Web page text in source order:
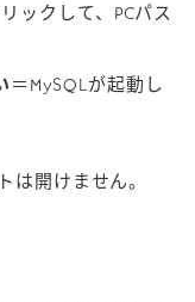
ックして、PCパス
＝MySQLが起動し
は開けません。